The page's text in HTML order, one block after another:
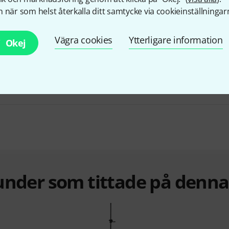
när som helst återkalla ditt samtycke via
Okej Vägra cookies Ytterligare information
+1 från 6 399 kr UPP TILL 10% RABATT
Roadworx Wind Up 100-4 Bundle
8 444 kr
som tittade på